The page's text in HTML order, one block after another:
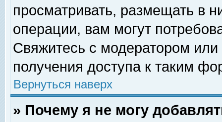
просматривать, размещать в
операции, вам могут
Свяжитесь с модератором
получения доступа к таким
Вернуться наверх
» Почему я не могу